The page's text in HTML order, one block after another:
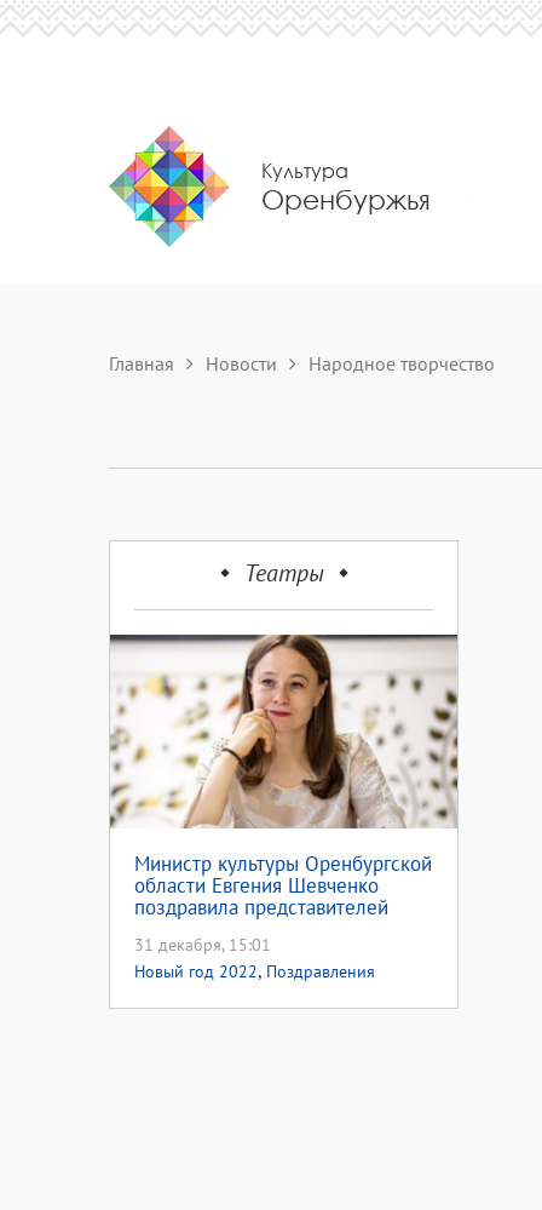
Культура
Оренбуржья
Главная Новости Народное творчество
Театры
Министр культуры Оренбургской
области Евгения Шевченко
поздравила представителей
31 декабря, 15:01
Новый год 2022, Поздравления